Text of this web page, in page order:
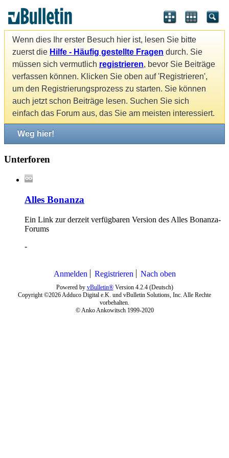
Wenn dies Ihr erster Besuch hier ist, lesen Sie bitte
zuerst die Hilfe - Häufig gestellte Fragen durch. Sie
müssen sich vermutlich registrieren, bevor Sie Beiträge
verfassen können. Klicken Sie oben auf 'Registrieren',
um den Registrierungsprozess zu starten. Sie können
auch jetzt schon Beiträge lesen. Suchen Sie sich
einfach das Forum aus, das Sie am meisten interessiert.
Weg hier!
Unterforen
Alles Bonanza
Ein Link zur derzeit verfügbaren Version des Alles Bonanza-
Forums
-
Anmelden Registrieren Nach oben
Powered by vBulletin®Version 4.2.4 (Deutsch)
Copyright ©2026 Adduco Digital e.K. und vBulletin Solutions, Inc. Alle Rechte
vorbehalten.
© Anko Ankowitsch 1999-2020